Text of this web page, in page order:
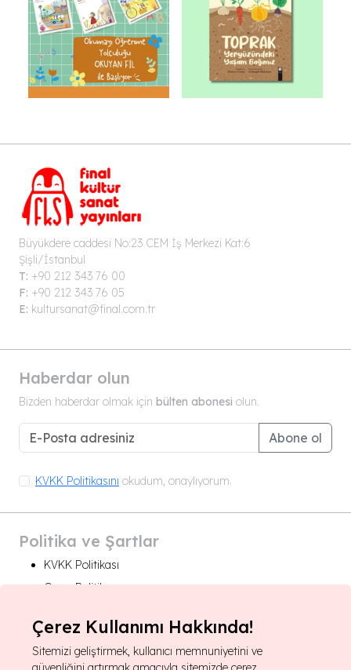
Çerez Kullanımı Hakkında!
Sitemizi geliştirmek, kullanıcı memnuniyetini ve
Büyükdere caddesi No:23 CEM İş Merkezi Kat:6
Şişli/İstanbul
T: +90 212 343 76 00
F: +90 212 343 76 05
E: kultursanat@final.com.tr
Haberdar olun
Bizden haberdar olmak için bülten abonesi olun.
Abone ol
KVKK Politikasını okudum, onaylıyorum.
Politika ve Şartlar
KVKK Politikası
Çerez Politikası
For foreign rights:
About Us